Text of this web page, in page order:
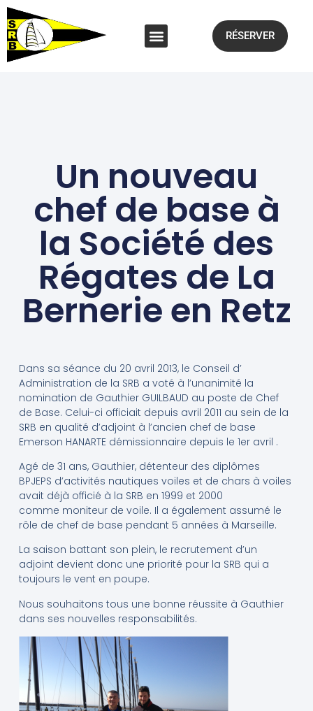
RÉSERVER
Un nouveau
chef de base à
la Société des
Régates de La
Bernerie en Retz
Dans sa séance du 20 avril 2013, le Conseil d’
Administration de la SRB a voté à l’unanimité la
nomination de Gauthier GUILBAUD au poste de Chef
de Base. Celui-ci officiait depuis avril 2011 au sein de la
SRB en qualité d’adjoint à l’ancien chef de base
Emerson HANARTE démissionnaire depuis le 1er avril .
Agé de 31 ans, Gauthier, détenteur des diplômes
BPJEPS d’activités nautiques voiles et de chars à voiles
avait déjà officié à la SRB en 1999 et 2000
comme moniteur de voile. Il a également assumé le
rôle de chef de base pendant 5 années à Marseille.
La saison battant son plein, le recrutement d’un
adjoint devient donc une priorité pour la SRB qui a
toujours le vent en poupe.
Nous souhaitons tous une bonne réussite à Gauthier
dans ses nouvelles responsabilités.